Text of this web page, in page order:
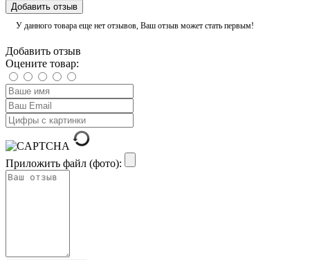
Добавить отзыв
У данного товара еще нет отзывов, Ваш отзыв может стать первым!
Добавить отзыв
Оцените товар:
Приложить файл (фото):